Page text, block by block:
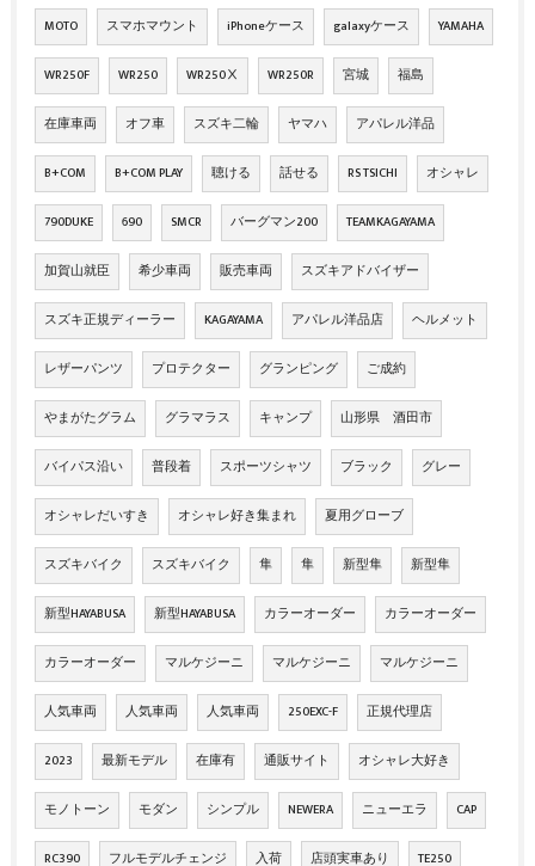
MOTO スマホマウント iPhoneケース galaxyケース YAMAHA
WR250F WR250 WR250Ⅹ WR250R 宮城 福島
在庫車両 オフ車 スズキ二輪 ヤマハ アパレル洋品
B+COM B+COM PLAY 聴ける 話せる RS TSICHI オシャレ
790DUKE 690 SMCR バーグマン200 TEAMKAGAYAMA
加賀山就臣 希少車両 販売車両 スズキアドバイザー
スズキ正規ディーラー KAGAYAMA アパレル洋品店 ヘルメット
レザーパンツ プロテクター グランピング ご成約
やまがたグラム グラマラス キャンプ 山形県 酒田市
バイパス沿い 普段着 スポーツシャツ ブラック グレー
オシャレだいすき オシャレ好き集まれ 夏用グローブ
スズキバイク スズキバイク 隼 隼 新型隼 新型隼
新型HAYABUSA 新型HAYABUSA カラーオーダー カラーオーダー
カラーオーダー マルケジーニ マルケジーニ マルケジーニ
人気車両 人気車両 人気車両 250EXC-F 正規代理店
2023 最新モデル 在庫有 通販サイト オシャレ大好き
モノトーン モダン シンプル NEWERA ニューエラ CAP
RC390 フルモデルチェンジ 入荷 店頭実車あり TE250